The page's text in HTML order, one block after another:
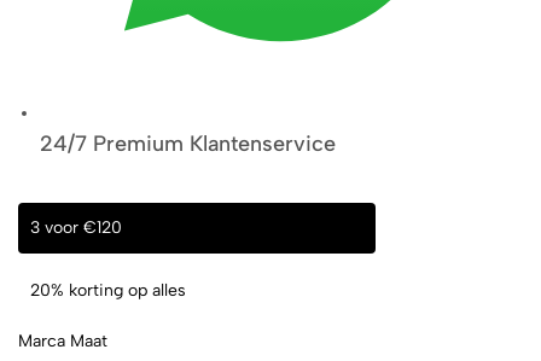
24/7 Premium Klantenservice
3 voor €120
20% korting op alles
Marca Maat